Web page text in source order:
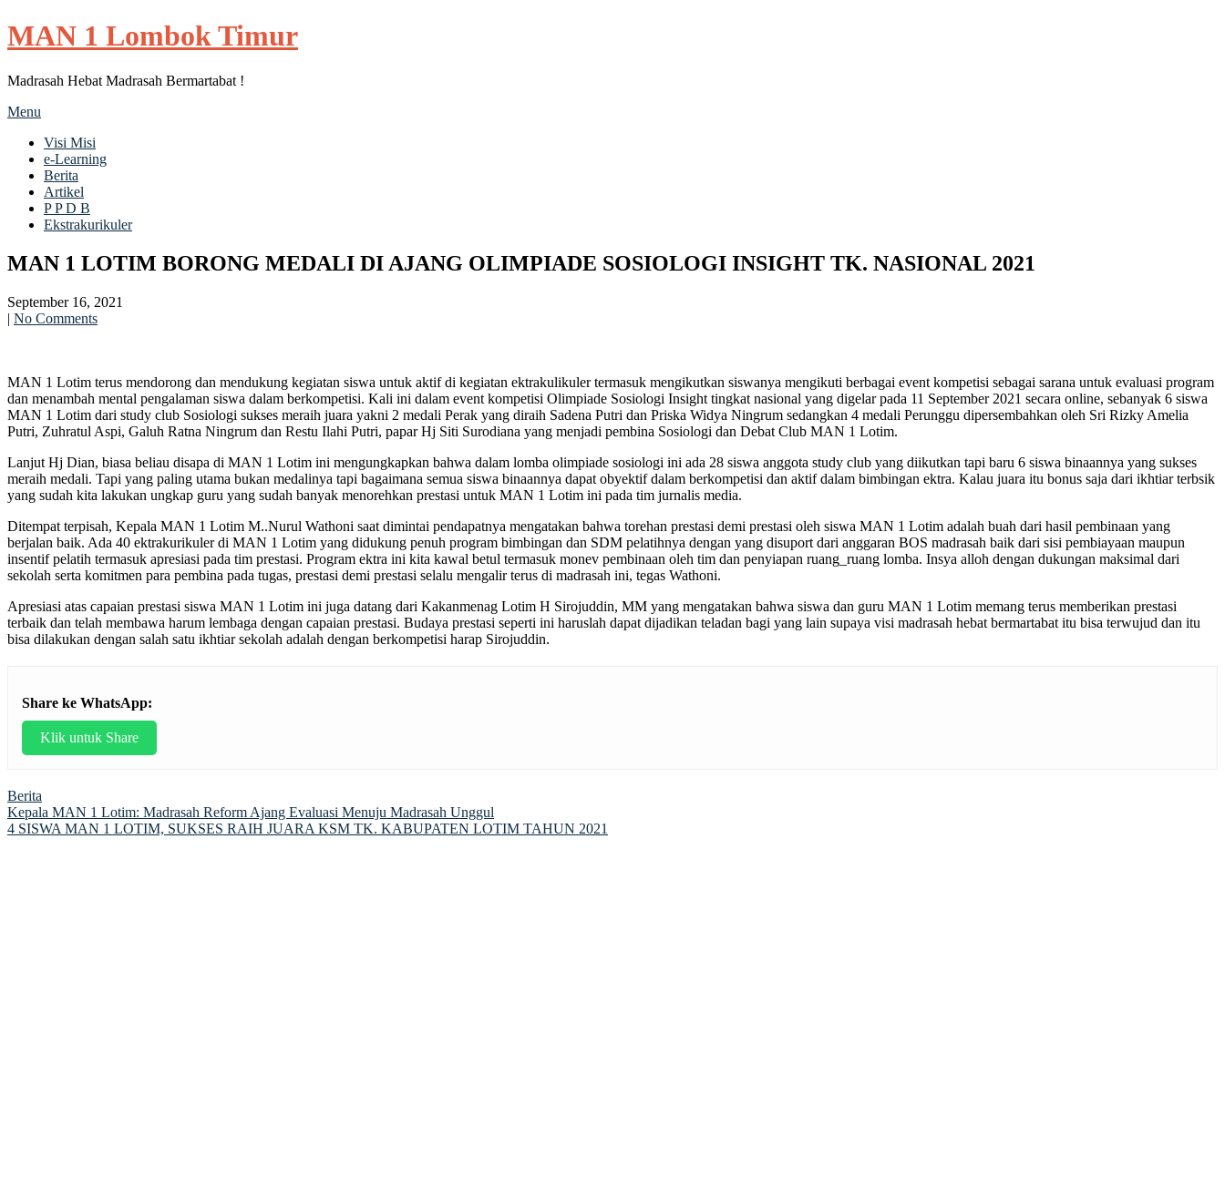
MAN 1 Lombok Timur
Madrasah Hebat Madrasah Bermartabat !
Menu
Visi Misi
e-Learning
Berita
Artikel
P P D B
Ekstrakurikuler
MAN 1 LOTIM BORONG MEDALI DI AJANG OLIMPIADE SOSIOLOGI INSIGHT TK. NASIONAL 2021
September 16, 2021
| No Comments
MAN 1 Lotim terus mendorong dan mendukung kegiatan siswa untuk aktif di kegiatan ektrakulikuler termasuk mengikutkan siswanya mengikuti berbagai event kompetisi sebagai sarana untuk evaluasi program
dan menambah mental pengalaman siswa dalam berkompetisi. Kali ini dalam event kompetisi Olimpiade Sosiologi Insight tingkat nasional yang digelar pada 11 September 2021 secara online, sebanyak 6 siswa
MAN 1 Lotim dari study club Sosiologi sukses meraih juara yakni 2 medali Perak yang diraih Sadena Putri dan Priska Widya Ningrum sedangkan 4 medali Perunggu dipersembahkan oleh Sri Rizky Amelia
Putri, Zuhratul Aspi, Galuh Ratna Ningrum dan Restu Ilahi Putri, papar Hj Siti Surodiana yang menjadi pembina Sosiologi dan Debat Club MAN 1 Lotim.
Lanjut Hj Dian, biasa beliau disapa di MAN 1 Lotim ini mengungkapkan bahwa dalam lomba olimpiade sosiologi ini ada 28 siswa anggota study club yang diikutkan tapi baru 6 siswa binaannya yang sukses
meraih medali. Tapi yang paling utama bukan medalinya tapi bagaimana semua siswa binaannya dapat obyektif dalam berkompetisi dan aktif dalam bimbingan ektra. Kalau juara itu bonus saja dari ikhtiar terbsik
yang sudah kita lakukan ungkap guru yang sudah banyak menorehkan prestasi untuk MAN 1 Lotim ini pada tim jurnalis media.
Ditempat terpisah, Kepala MAN 1 Lotim M..Nurul Wathoni saat dimintai pendapatnya mengatakan bahwa torehan prestasi demi prestasi oleh siswa MAN 1 Lotim adalah buah dari hasil pembinaan yang
berjalan baik. Ada 40 ektrakurikuler di MAN 1 Lotim yang didukung penuh program bimbingan dan SDM pelatihnya dengan yang disuport dari anggaran BOS madrasah baik dari sisi pembiayaan maupun
insentif pelatih termasuk apresiasi pada tim prestasi. Program ektra ini kita kawal betul termasuk monev pembinaan oleh tim dan penyiapan ruang_ruang lomba. Insya alloh dengan dukungan maksimal dari
sekolah serta komitmen para pembina pada tugas, prestasi demi prestasi selalu mengalir terus di madrasah ini, tegas Wathoni.
Apresiasi atas capaian prestasi siswa MAN 1 Lotim ini juga datang dari Kakanmenag Lotim H Sirojuddin, MM yang mengatakan bahwa siswa dan guru MAN 1 Lotim memang terus memberikan prestasi
terbaik dan telah membawa harum lembaga dengan capaian prestasi. Budaya prestasi seperti ini haruslah dapat dijadikan teladan bagi yang lain supaya visi madrasah hebat bermartabat itu bisa terwujud dan itu
bisa dilakukan dengan salah satu ikhtiar sekolah adalah dengan berkompetisi harap Sirojuddin.
Share ke WhatsApp:
Klik untuk Share
Berita
Post
navigation
Kepala MAN 1 Lotim: Madrasah Reform Ajang Evaluasi Menuju Madrasah Unggul
4 SISWA MAN 1 LOTIM, SUKSES RAIH JUARA KSM TK. KABUPATEN LOTIM TAHUN 2021